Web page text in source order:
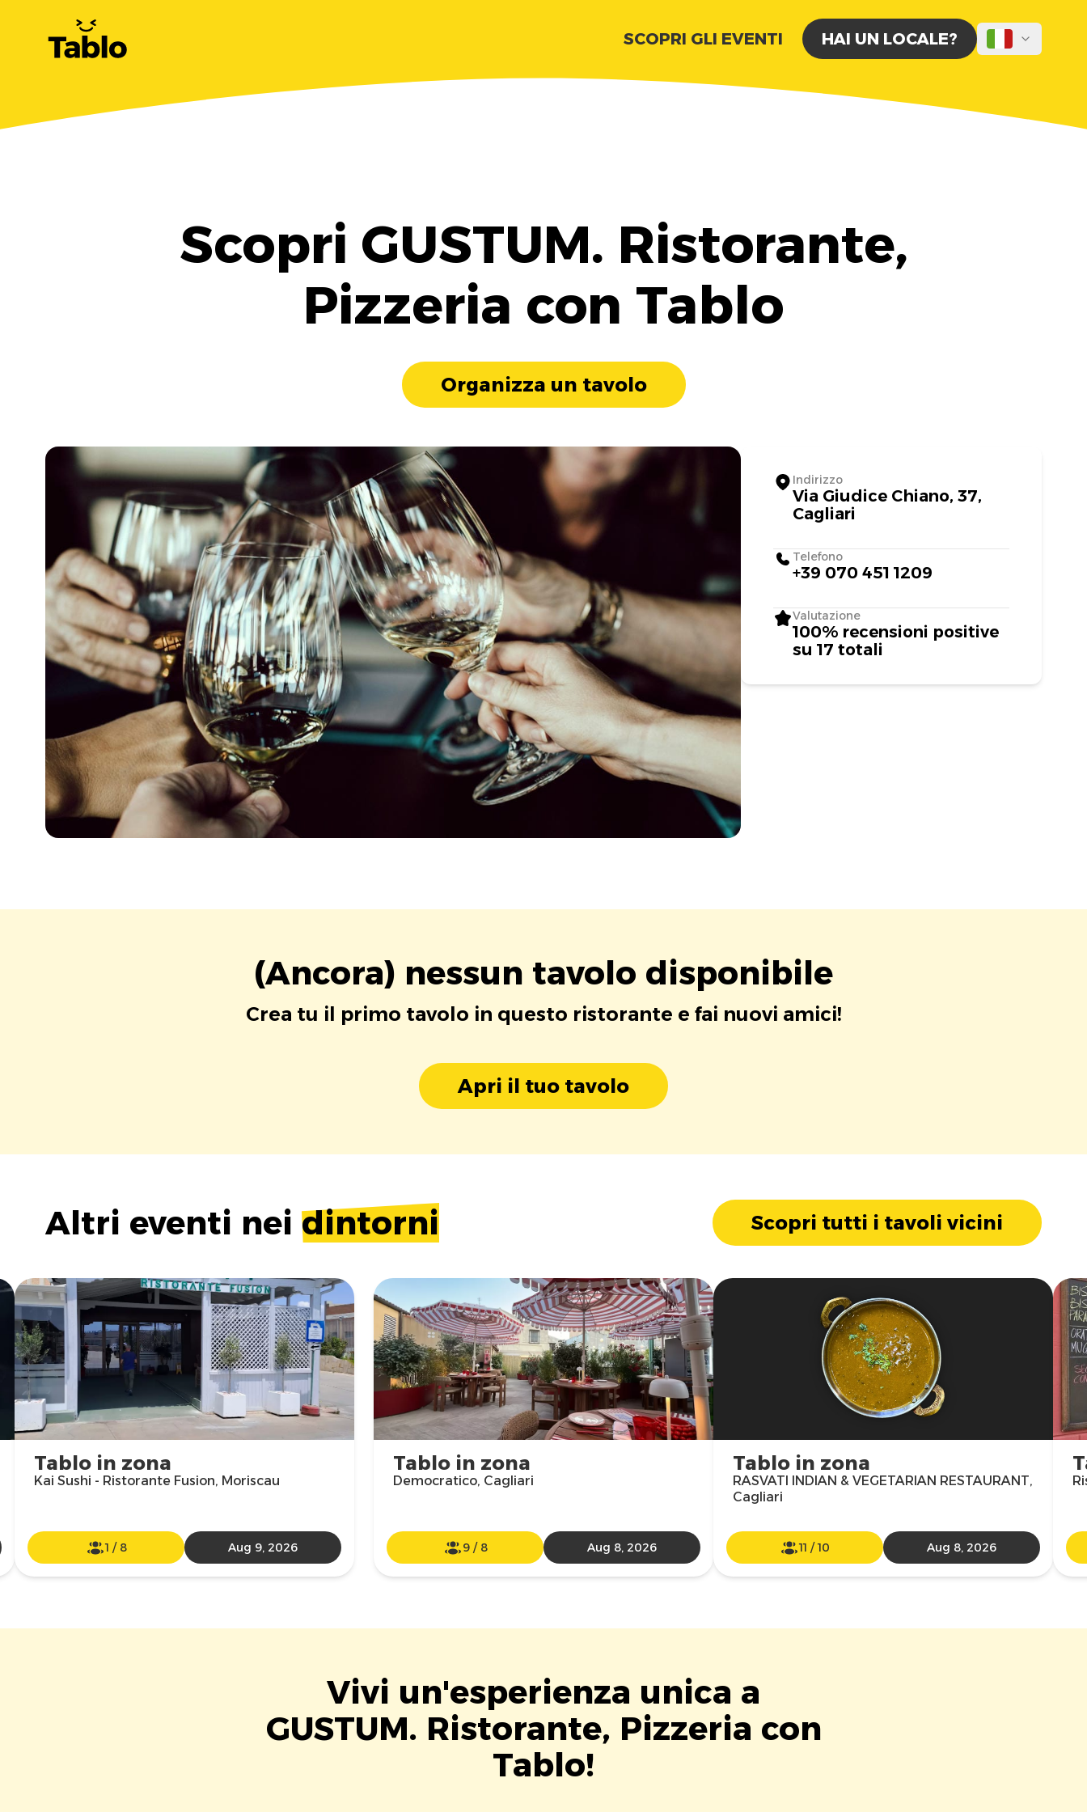
SCOPRI GLI EVENTI HAI UN LOCALE?
Scopri GUSTUM. Ristorante,
Pizzeria con Tablo
Organizza un tavolo
Indirizzo
Via Giudice Chiano, 37,
Cagliari
Telefono
+39 070 451 1209
Valutazione
100% recensioni positive
su 17 totali
(Ancora) nessun tavolo disponibile
Crea tu il primo tavolo in questo ristorante e fai nuovi amici!
Apri il tuo tavolo
Altri eventi nei dintorni Scopri tutti i tavoli vicini
Tablo in zona
Democratico, Cagliari
9/ 8 Aug 8, 2026
Tablo in zona
RASVATI INDIAN & VEGETARIAN RESTAURANT,
Cagliari
11 /10 Aug 8, 2026
Tablo in zona
Kai Sushi - Ristorante Fusion, Moriscau
1 / 8 Aug 9, 2026
Vivi un'esperienza unica a
GUSTUM. Ristorante, Pizzeria con
Tablo!